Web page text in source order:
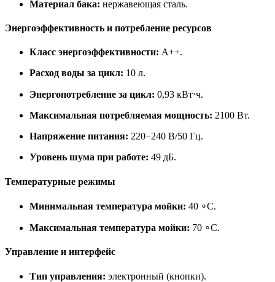
Материал бака: нержавеющая сталь.
Энергоэффективность и потребление ресурсов
Класс энергоэффективности: A++.
Расход воды за цикл: 10 л.
Энергопотребление за цикл: 0,93 кВт⋅ч.
Максимальная потребляемая мощность: 2100 Вт.
Напряжение питания: 220−240 В/50 Гц.
Уровень шума при работе: 49 дБ.
Температурные режимы
Минимальная температура мойки: 40 ∘C.
Максимальная температура мойки: 70 ∘C.
Управление и интерфейс
Тип управления: электронный (кнопки).